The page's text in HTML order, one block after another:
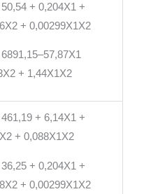
+ 0,204X1 +
+ 0,00299X1X2
+ 1,44X1X2
+ 6,14X1 +
+ 0,088X1X2
+ 0,204X1 +
+ 0,00299X1X2